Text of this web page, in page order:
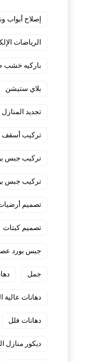
إصلاح أبواب
الرياضات
باركيه خشب
بلاي ستيشن
تجديد
تركيب
تركيب جبس
تركيب جبس
تصميم
تصميم كبتات
جبس بورد
جمل
دهانات عالية
دهانات فلل
ديكور منازل